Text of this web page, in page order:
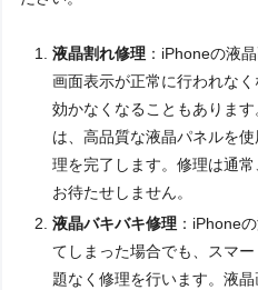
液晶割れ修理 ：iPhoneの液
画面表示が正常に行われな
効かなくなることもありま
は、高品質な液晶パネルを
理を完了します。修理は通
お待たせしません。
液晶バキバキ修理 ：iPhone
てしまった場合でも、スマ
題なく修理を行います。液